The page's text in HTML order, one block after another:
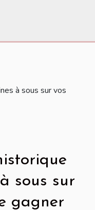
à sous sur vos
sous sur
gagner